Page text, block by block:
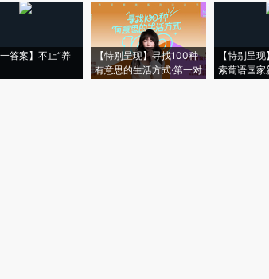
一答案】不止“养
【特别呈现】寻找100种
有意思的生活方式·第一对
【特别呈
索葡语国家